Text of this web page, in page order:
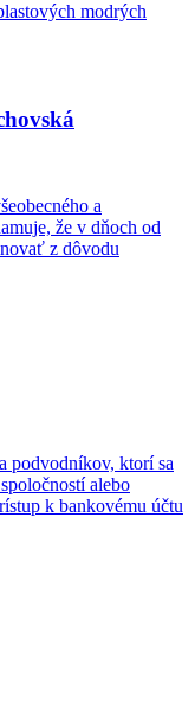
modrých
a
že v dňoch od
z dôvodu
podvodníkov, ktorí sa
alebo
k bankovému účtu